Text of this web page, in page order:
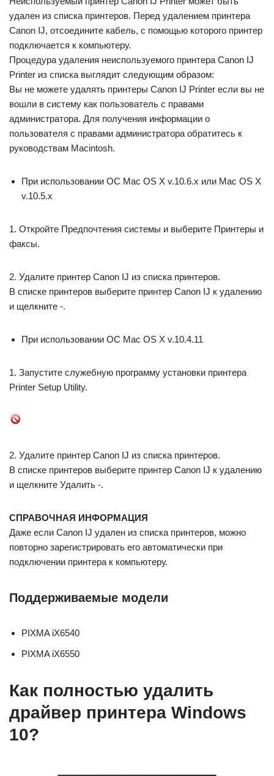
удален из списка принтеров. Перед удалением принтера
Canon IJ, отсоедините кабель, с помощью которого принтер
подключается к компьютеру.
Процедура удаления неиспользуемого принтера Canon IJ
Printer из списка выглядит следующим образом:
Вы не можете удалять принтеры Canon IJ Printer если вы не
вошли в систему как пользователь с правами
администратора. Для получения информации о
пользователя с правами администратора обратитесь к
руководствам Macintosh.
При использовании ОС Mac OS X v.10.6.x или Mac OS X
v.10.5.x
1. Откройте Предпочтения системы и выберите Принтеры и
факсы.
2. Удалите принтер Canon IJ из списка принтеров.
В списке принтеров выберите принтер Canon IJ к удалению
и щелкните -.
При использовании ОС Mac OS X v.10.4.11
1. Запустите служебную программу установки принтера
Printer Setup Utility.
2. Удалите принтер Canon IJ из списка принтеров.
В списке принтеров выберите принтер Canon IJ к удалению
и щелкните Удалить -.
СПРАВОЧНАЯ ИНФОРМАЦИЯ
Даже если Canon IJ удален из списка принтеров, можно
повторно зарегистрировать его автоматически при
подключении принтера к компьютеру.
Поддерживаемые модели
PIXMA iX6540
PIXMA iX6550
Как полностью удалить
драйвер принтера Windows
10?